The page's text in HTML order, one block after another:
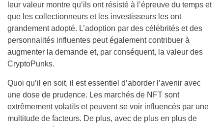
leur valeur montre qu’ils ont résisté à l’épreuve du temps et
que les collectionneurs et les investisseurs les ont
grandement adopté. L’adoption par des célébrités et des
personnalités influentes peut également contribuer à
augmenter la demande et, par conséquent, la valeur des
CryptoPunks.
Quoi qu’il en soit, il est essentiel d’aborder l’avenir avec
une dose de prudence. Les marchés de NFT sont
extrêmement volatils et peuvent se voir influencés par une
multitude de facteurs. De plus, avec de plus en plus de